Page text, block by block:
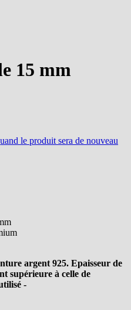
15 mm
le produit sera de nouveau
argent 925. Epaisseur de
supérieure à celle de
-